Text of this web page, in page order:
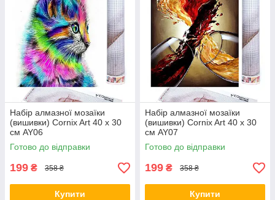
Набір алмазної мозаїки
(вишивки) Cornix Art 40 x 30
см AY06
Готово до відправки
199 ₴ 358 ₴
Купити
Набір алмазної мозаїки
(вишивки) Cornix Art 40 x 30
см AY07
Готово до відправки
199 ₴ 358 ₴
Купити